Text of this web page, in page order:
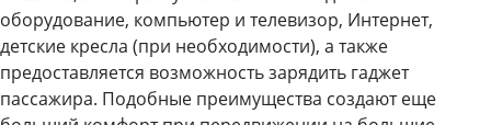
оборудование, компьютер и телевизор, Интернет,
детские кресла (при необходимости), а также
предоставляется возможность зарядить гаджет
пассажира. Подобные преимущества создают еще